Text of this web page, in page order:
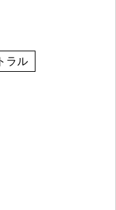
ラル